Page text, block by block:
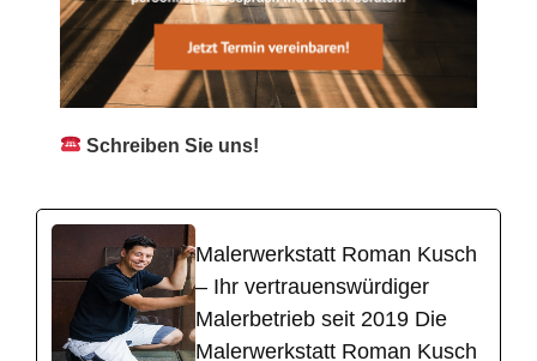
Schreiben Sie uns!
Malerwerkstatt Roman Kusch
– Ihr vertrauenswürdiger
Malerbetrieb seit 2019 Die
Malerwerkstatt Roman Kusch